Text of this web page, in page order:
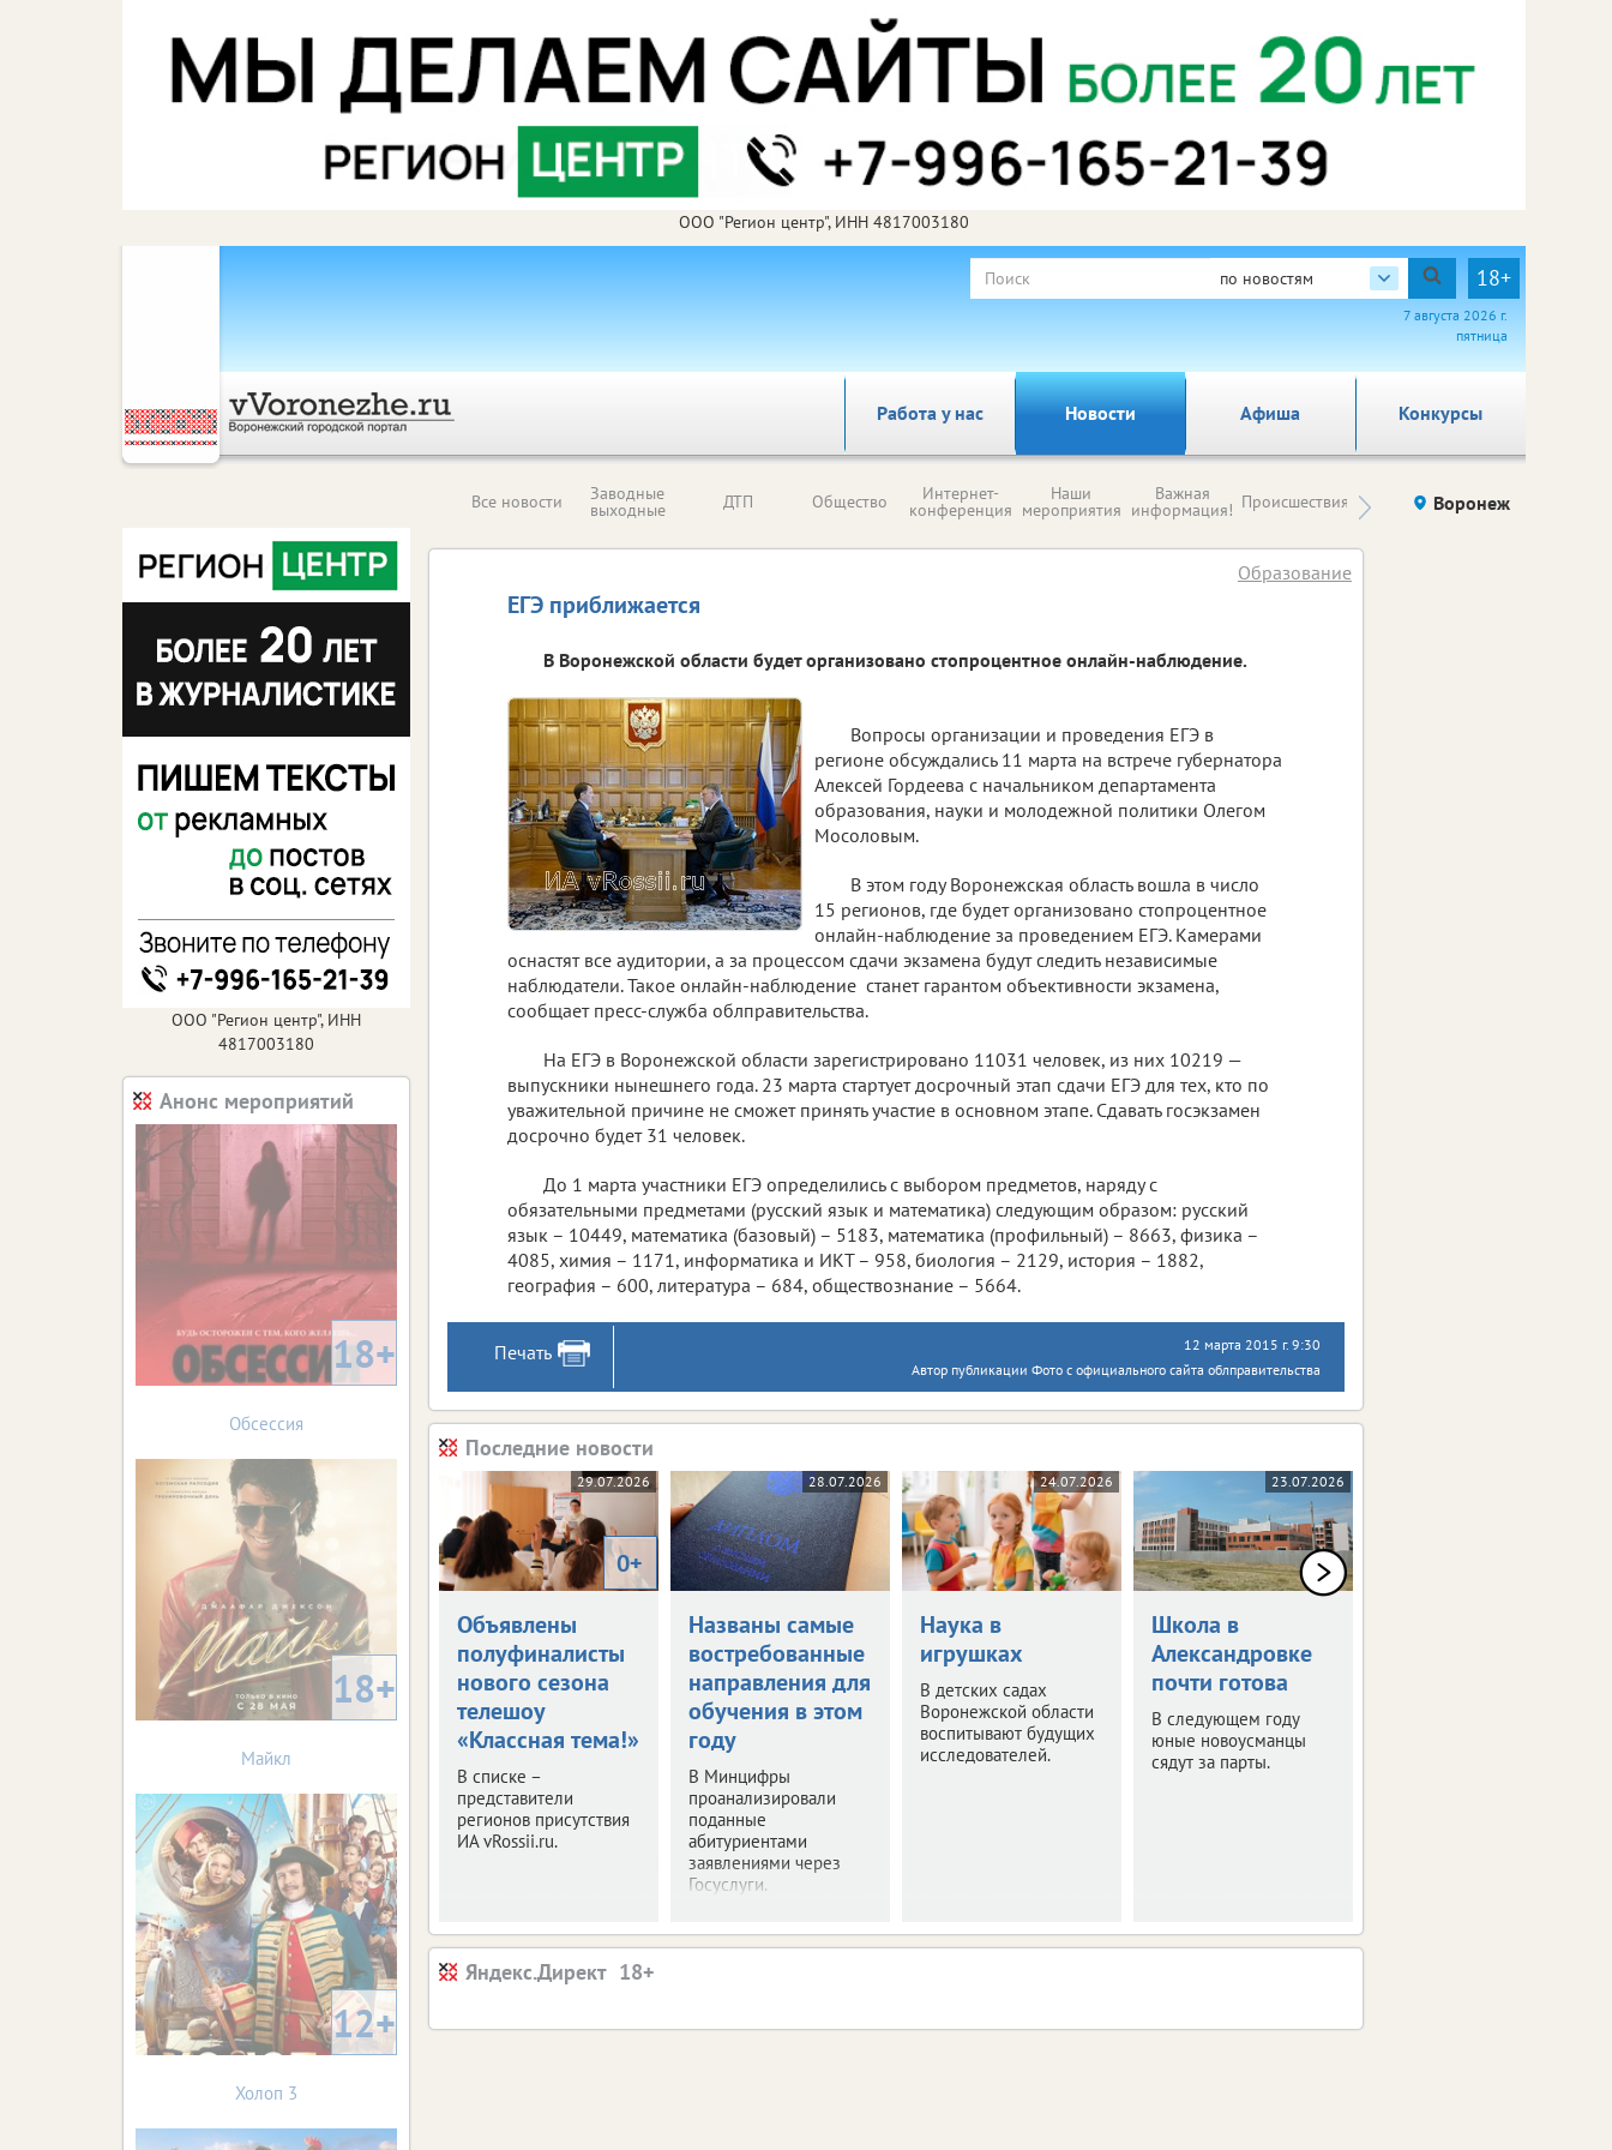
ООО "Регион центр", ИНН 4817003180
по новостям 18+
7 августа 2026 г.
пятница
Работа у нас Новости Афиша Конкурсы
Все новости Заводные
выходные ДТП Общество Интернет-
конференция
Наши
мероприятия
Важная
информация! Происшествия Здоровье компаний (на
Воронеж
ЕГЭ приближается
Образование
В Воронежской области будет организовано стопроцентное онлайн-наблюдение.
Вопросы организации и проведения ЕГЭ в
регионе обсуждались 11 марта на встрече губернатора
Алексей Гордеева с начальником департамента
образования, науки и молодежной политики Олегом
Мосоловым.
В этом году Воронежская область вошла в число
15 регионов, где будет организовано стопроцентное
онлайн-наблюдение за проведением ЕГЭ. Камерами
оснастят все аудитории, а за процессом сдачи экзамена будут следить независимые
наблюдатели. Такое онлайн-наблюдение станет гарантом объективности экзамена,
сообщает пресс-служба облправительства.
На ЕГЭ в Воронежской области зарегистрировано 11031 человек, из них 10219 —
выпускники нынешнего года. 23 марта стартует досрочный этап сдачи ЕГЭ для тех, кто по
уважительной причине не сможет принять участие в основном этапе. Сдавать госэкзамен
досрочно будет 31 человек.
До 1 марта участники ЕГЭ определились с выбором предметов, наряду с
обязательными предметами (русский язык и математика) следующим образом: русский
язык – 10449, математика (базовый) – 5183, математика (профильный) – 8663, физика –
4085, химия – 1171, информатика и ИКТ – 958, биология – 2129, история – 1882,
география – 600, литература – 684, обществознание – 5664.
Печать
12 марта 2015 г. 9:30
Автор публикации Фото с официального сайта облправительства
Последние новости
29.07.2026
0+
Объявлены
полуфиналисты
нового сезона
телешоу
«Классная тема!»
В списке –
представители
регионов присутствия
ИА vRossii.ru.
28.07.2026
Названы самые
востребованные
направления для
обучения в этом
году
В Минцифры
проанализировали
поданные
абитуриентами
заявлениями через
Госуслуги.
24.07.2026
Наука в
игрушках
В детских садах
Воронежской области
воспитывают будущих
исследователей.
23.07.2026
Школа в
Александровке
почти готова
В следующем году
юные новоусманцы
сядут за парты.
Яндекс.Директ
ООО "Регион центр", ИНН
4817003180
Анонс мероприятий
18+
Обсессия
18+
Майкл
12+
Холоп 3